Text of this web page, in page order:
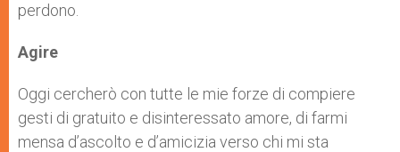
perdono.
Agire
Oggi cercherò con tutte le mie forze di compiere
gesti di gratuito e disinteressato amore, di farmi
mensa d’ascolto e d’amicizia verso chi mi sta